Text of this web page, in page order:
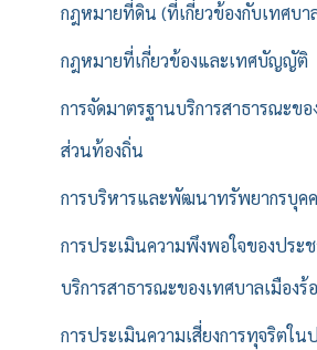
กฎหมายที่ดิน (ที่เกี่ยวข้องกับเทศบา
กฎหมายที่เกี่ยวข้องและเทศบัญญัติ
การจัดมาตรฐานบริการสาธารณะขอ
ส่วนท้องถิ่น
การบริหารและพัฒนาทรัพยากรบุค
การประเมินความพึงพอใจของประ
บริการสาธารณะของเทศบาลเมืองร้
การประเมินความเสี่ยงการทุจริตใน